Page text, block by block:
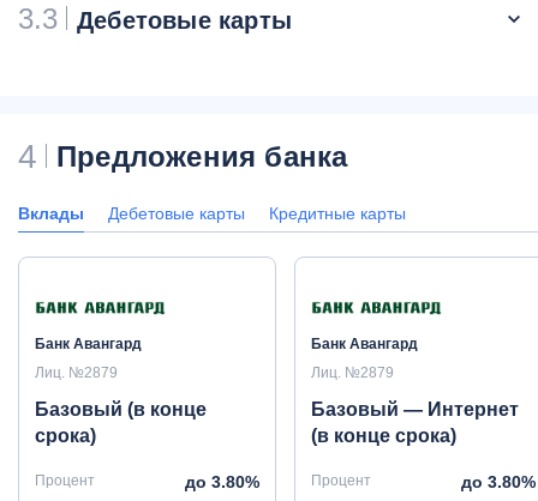
3.3 Дебетовые карты
4 Предложения банка
Вклады Дебетовые карты Кредитные карты
Банк Авангард
Лиц. №2879
Базовый (в конце
срока)
Процент до 3.80%
Банк Авангард
Лиц. №2879
Базовый — Интернет
(в конце срока)
Процент до 3.80%